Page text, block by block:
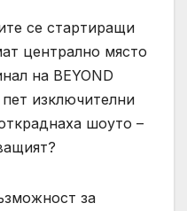
се стартиращи
централно място
на BEYOND
изключителни
шоуто –
за